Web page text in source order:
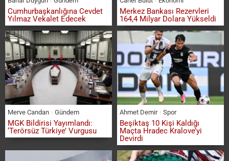
Cumhurbaşkanlığına Cevdet
Yılmaz Vekalet Edecek
Merkez Bankası Rezervleri
164,4 Milyar Dolara Yükseldi
Merve Candan Gündem
MGK Bildirisi Yayımlandı:
‘Terörsüz Türkiye’ Vurgusu
Ahmet Demir Spor
Beşiktaş 10 Kişi Kaldığı
Maçta Hradec Kralove’yi
Devirdi